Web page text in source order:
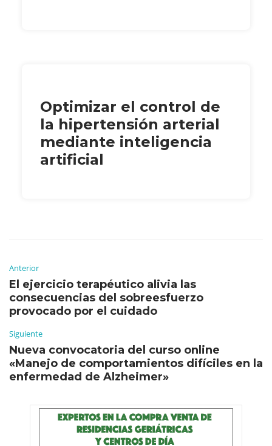
Optimizar el control de
la hipertensión arterial
mediante inteligencia
artificial
Anterior
El ejercicio terapéutico alivia las
consecuencias del sobreesfuerzo
provocado por el cuidado
Siguiente
Nueva convocatoria del curso online
«Manejo de comportamientos difíciles en la
enfermedad de Alzheimer»